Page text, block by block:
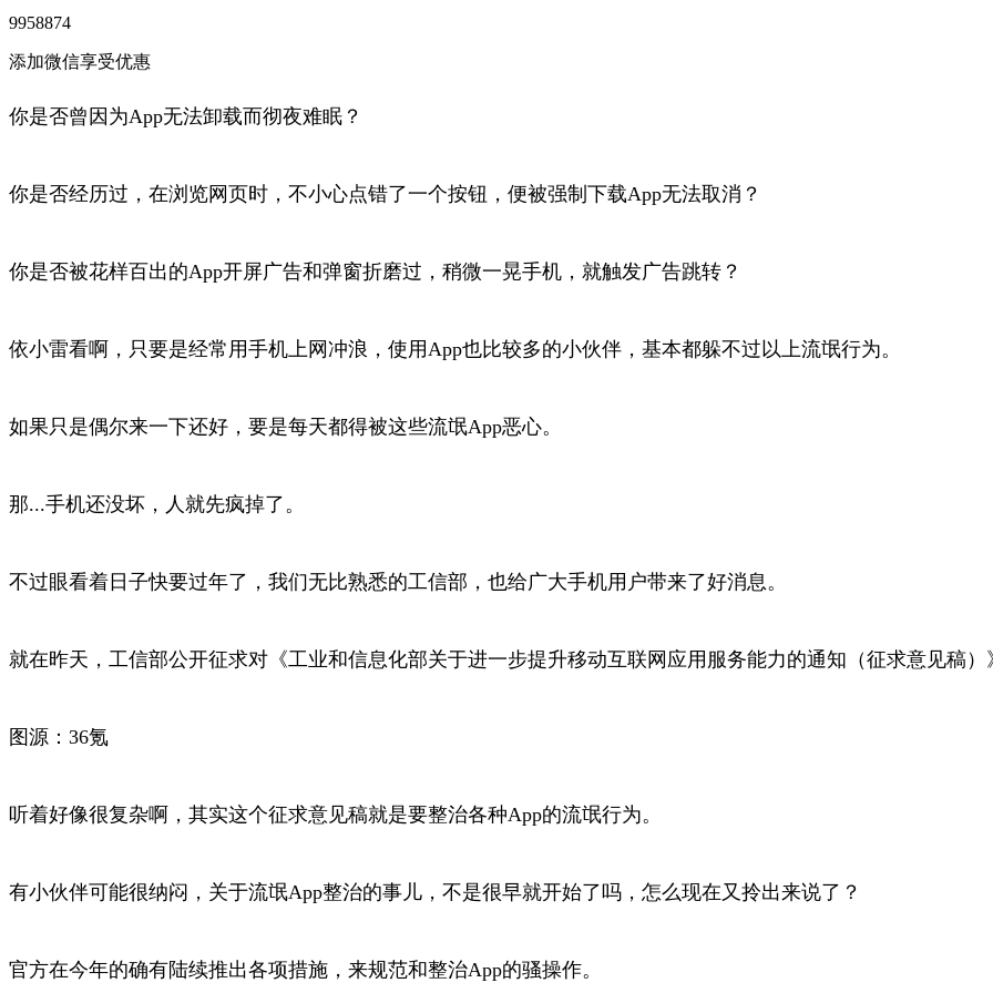
9958874
添加微信享受优惠
你是否曾因为App无法卸载而彻夜难眠？
你是否经历过，在浏览网页时，不小心点错了一个按钮，便被强制下载App无法取消？
你是否被花样百出的App开屏广告和弹窗折磨过，稍微一晃手机，就触发广告跳转？
依小雷看啊，只要是经常用手机上网冲浪，使用App也比较多的小伙伴，基本都躲不过以上流氓行为。
如果只是偶尔来一下还好，要是每天都得被这些流氓App恶心。
那...手机还没坏，人就先疯掉了。
不过眼看着日子快要过年了，我们无比熟悉的工信部，也给广大手机用户带来了好消息。
就在昨天，工信部公开征求对《工业和信息化部关于进一步提升移动互联网应用服务能力的通知（征求意见稿）
图源：36氪
听着好像很复杂啊，其实这个征求意见稿就是要整治各种App的流氓行为。
有小伙伴可能很纳闷，关于流氓App整治的事儿，不是很早就开始了吗，怎么现在又拎出来说了？
官方在今年的确有陆续推出各项措施，来规范和整治App的骚操作。